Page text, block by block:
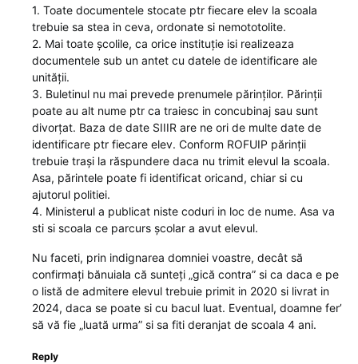
1. Toate documentele stocate ptr fiecare elev la scoala
trebuie sa stea in ceva, ordonate si nemototolite.
2. Mai toate școlile, ca orice instituție isi realizeaza
documentele sub un antet cu datele de identificare ale
unității.
3. Buletinul nu mai prevede prenumele părinților. Părinții
poate au alt nume ptr ca traiesc in concubinaj sau sunt
divorțat. Baza de date SIIIR are ne ori de multe date de
identificare ptr fiecare elev. Conform ROFUIP părinții
trebuie trași la răspundere daca nu trimit elevul la scoala.
Asa, părintele poate fi identificat oricand, chiar si cu
ajutorul politiei.
4. Ministerul a publicat niste coduri in loc de nume. Asa va
sti si scoala ce parcurs școlar a avut elevul.
Nu faceti, prin indignarea domniei voastre, decât să
confirmați bănuiala că sunteți „gică contra” si ca daca e pe
o listă de admitere elevul trebuie primit in 2020 si livrat in
2024, daca se poate si cu bacul luat. Eventual, doamne fer’
să vă fie „luată urma” si sa fiti deranjat de scoala 4 ani.
Reply